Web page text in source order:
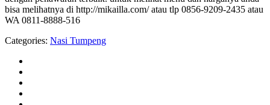
bisa melihatnya di http://mikailla.com/ atau tlp 0856-9209-2435 atau
WA 0811-8888-516
Categories: Nasi Tumpeng